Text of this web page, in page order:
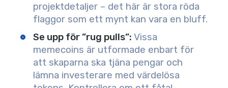
projektdetaljer – det här är stora röda
flaggor som ett mynt kan vara en bluff.
Se upp för ”rug pulls”: Vissa
memecoins är utformade enbart för
att skaparna ska tjäna pengar och
lämna investerare med värdelösa